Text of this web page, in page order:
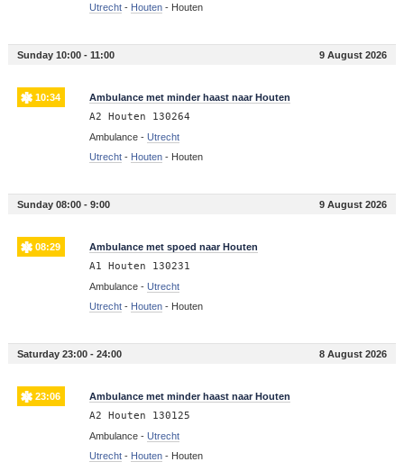
Utrecht- Houten- Houten
Sunday 10:00 - 11:00 9 August 2026
10:34 Ambulance met minder haast naar Houten
A2 Houten 130264
Ambulance - Utrecht
Utrecht- Houten- Houten
Sunday 08:00 - 9:00 9 August 2026
08:29 Ambulance met spoed naar Houten
A1 Houten 130231
Ambulance - Utrecht
Utrecht- Houten- Houten
Saturday 23:00 - 24:00 8 August 2026
23:06 Ambulance met minder haast naar Houten
A2 Houten 130125
Ambulance - Utrecht
Utrecht- Houten- Houten